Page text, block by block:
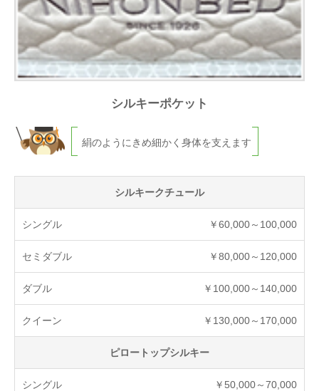
シルキーポケット
絹のようにきめ細かく身体を支えます
シルキークチュール
￥60,000～100,000
￥80,000～120,000
￥100,000～140,000
￥130,000～170,000
ピロートップシルキー
￥50,000～70,000